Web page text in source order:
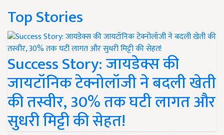
Top Stories
Success Story: जायडेक्स की
जायटॉनिक टेक्नोलॉजी ने बदली खेती
की तस्वीर, 30% तक घटी लागत और
सुधरी मिट्टी की सेहत!